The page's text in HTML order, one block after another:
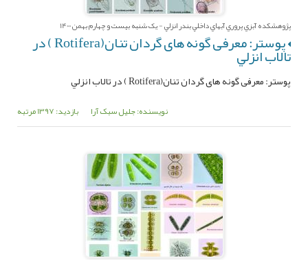
پژوهشکده آبزي پروري آبهاي داخلي بندر انزلي - یک شنبه بیست و چهارم بهمن 1400
پوستر: معرفی گونه های گردان تنان(Rotifera ) در تالاب ‌انزلي‌
پوستر: معرفی گونه های گردان تنان(Rotifera ) در تالاب ‌انزلي‌
نویسنده: جلیل سبک آرا بازدید: 1397 مرتبه